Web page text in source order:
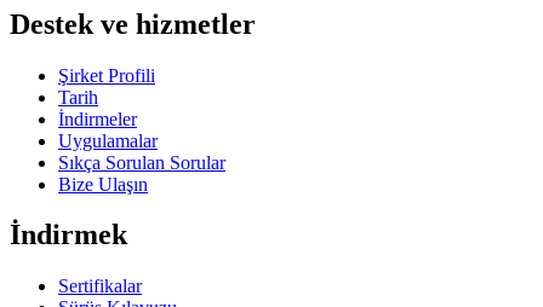
Destek ve hizmetler
Şirket Profili
Tarih
İndirmeler
Uygulamalar
Sıkça Sorulan Sorular
Bize Ulaşın
İndirmek
Sertifikalar